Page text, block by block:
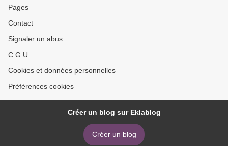
Pages
Contact
Signaler un abus
C.G.U.
Cookies et données personnelles
Préférences cookies
Créer un blog sur Eklablog
Créer un blog